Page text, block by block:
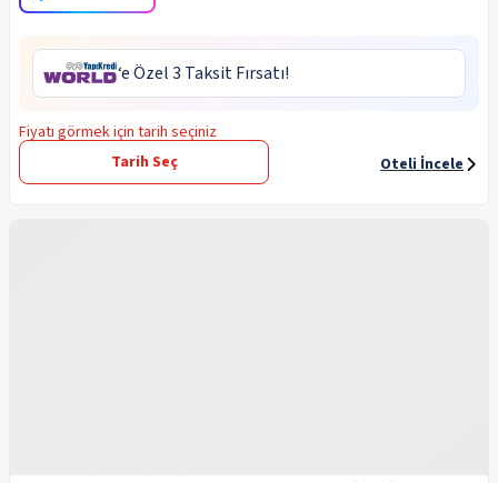
‘e Özel 3 Taksit Fırsatı!
Fiyatı görmek için tarih seçiniz
Tarih Seç
Oteli İncele